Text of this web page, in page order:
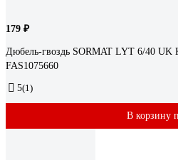
179 ₽
Дюбель-гвоздь SORMAT LYT 6/40 UK
FAS1075660
5(1)
В корзину